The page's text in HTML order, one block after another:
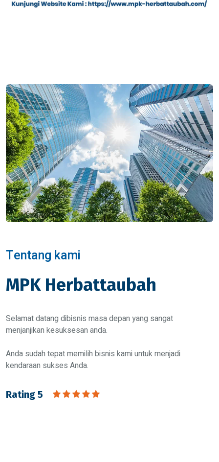
Tentang kami
MPK Herbattaubah
Selamat datang dibisnis masa depan yang sangat
menjanjikan kesuksesan anda.
Anda sudah tepat memilih bisnis kami untuk menjadi
kendaraan sukses Anda.
Rating 5